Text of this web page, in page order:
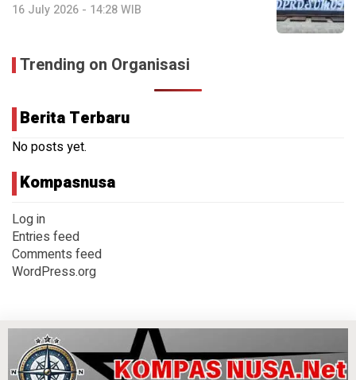
16 July 2026 - 14:28 WIB
Trending on Organisasi
Berita Terbaru
No posts yet.
Kompasnusa
Log in
Entries feed
Comments feed
WordPress.org